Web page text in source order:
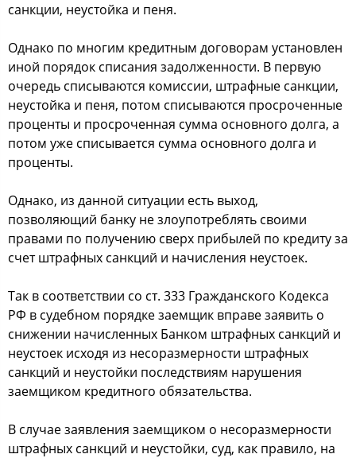
санкции, неустойка и пеня.
Однако по многим кредитным договорам установлен
иной порядок списания задолженности. В первую
очередь списываются комиссии, штрафные санкции,
неустойка и пеня, потом списываются просроченные
проценты и просроченная сумма основного долга, а
потом уже списывается сумма основного долга и
проценты.
Однако, из данной ситуации есть выход,
позволяющий банку не злоупотреблять своими
правами по получению сверх прибылей по кредиту за
счет штрафных санкций и начисления неустоек.
Так в соответствии со ст. 333 Гражданского Кодекса
РФ в судебном порядке заемщик вправе заявить о
снижении начисленных Банком штрафных санкций и
неустоек исходя из несоразмерности штрафных
санкций и неустойки последствиям нарушения
заемщиком кредитного обязательства.
В случае заявления заемщиком о несоразмерности
штрафных санкций и неустойки, суд, как правило, на